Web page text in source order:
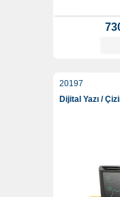
20197
Dijital Yazı /